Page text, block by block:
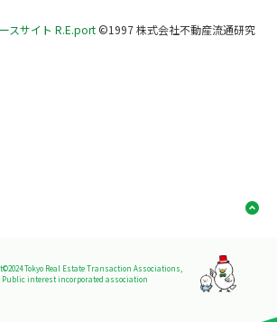
スサイト R.E.port ©1997 株式会社不動産流通研究
Tokyo Real Estate Transaction Associations,
Public interest incorporated association